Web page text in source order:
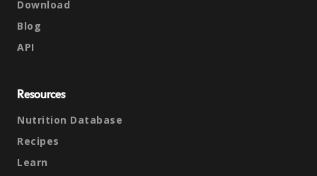
Download
Blog
API
Resources
Nutrition Database
Recipes
Learn